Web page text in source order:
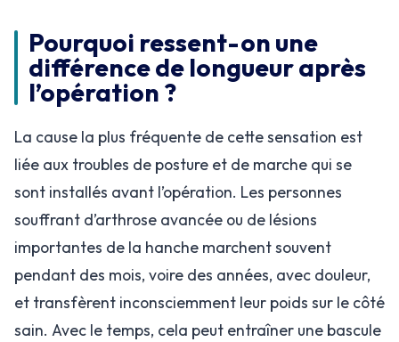
Pourquoi ressent-on une
différence de longueur après
l’opération ?
La cause la plus fréquente de cette sensation est
liée aux troubles de posture et de marche qui se
sont installés avant l’opération. Les personnes
souffrant d’arthrose avancée ou de lésions
importantes de la hanche marchent souvent
pendant des mois, voire des années, avec douleur,
et transfèrent inconsciemment leur poids sur le côté
sain. Avec le temps, cela peut entraîner une bascule